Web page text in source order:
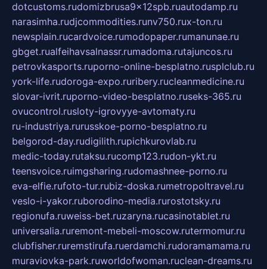
dotcustoms.rudomizbrusa9x12spb.ruautodamp.ru
narasimha.rudjcommodities.runv750.rux-ton.ru
newsplain.rucardvoice.rumodopaper.rumanunae.ru
gbget.rualfeihavsalnassr.rumadoma.rutajuncos.ru
petrovkasports.ruporno-online-besplatno.rusplclub.ru
york-life.rudoroga-expo.ruribery.rucleanmedicine.ru
slovar-ivrit.ruporno-video-besplatno.ruseks-365.ru
ovucontrol.rusloty-igrovyye-avtomaty.ru
ru-industriya.rurusskoe-porno-besplatno.ru
belgorod-day.rudigilith.rupichkurovlab.ru
medic-today.rutaksu.rucomp123.rudon-ykt.ru
teensvoice.ruimgsharing.rudomashnee-porno.ru
eva-elfie.rufoto-tur.rubiz-doska.rumetropoltravel.ru
veslo-i-yakor.ruborodino-media.rurostotsky.ru
regionufa.ruweiss-bet.ruzaryna.rucasinotablet.ru
universalia.ruremont-mebeli-moscow.rutermomur.ru
clubfisher.ruremstirufa.ruerdamchi.rudoramamama.ru
muraviovka-park.ruworldofwoman.ruclean-dreams.ru